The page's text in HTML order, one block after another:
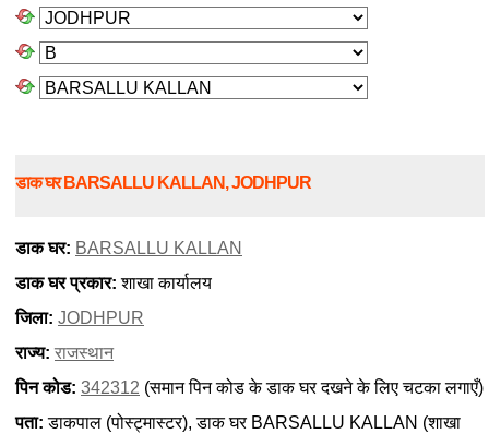
डाक घर BARSALLU KALLAN, JODHPUR
डाक घर: BARSALLU KALLAN
डाक घर प्रकार: शाखा कार्यालय
जिला: JODHPUR
राज्य: राजस्थान
पिन कोड: 342312 (समान पिन कोड के डाक घर दखने के लिए चटका लगाएँ)
पता: डाकपाल (पोस्ट्मास्टर), डाक घर BARSALLU KALLAN (शाखा